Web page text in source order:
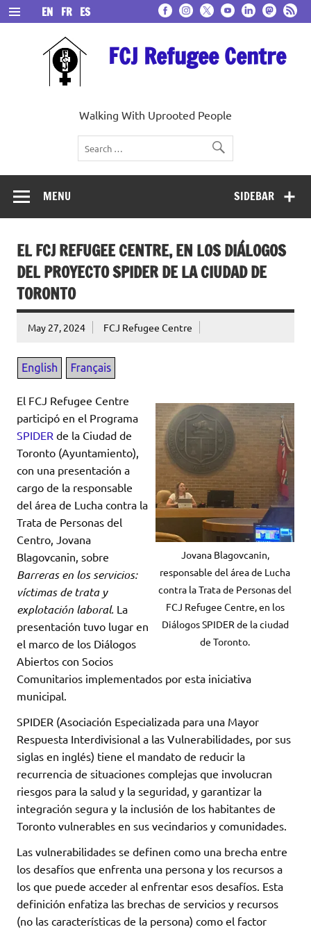
Skip
to
content
FCJ Refugee Centre
Walking With Uprooted People
EN FR ES
SIDEBAR
MENU
EL FCJ REFUGEE CENTRE, EN LOS DIÁLOGOS
DEL PROYECTO SPIDER DE LA CIUDAD DE
TORONTO
May 27, 2024 FCJ Refugee Centre
Jovana Blagovcanin,
responsable del área de Lucha
contra la Trata de Personas del
FCJ Refugee Centre, en los
Diálogos SPIDER de la ciudad
de Toronto.
El FCJ Refugee Centre
participó en el Programa
SPIDER de la Ciudad de
Toronto (Ayuntamiento),
con una presentación a
cargo de la responsable
del área de Lucha contra la
Trata de Personas del
Centro, Jovana
Blagovcanin, sobre
Barreras en los servicios:
víctimas de trata y
explotación laboral. La
presentación tuvo lugar en
el marco de los Diálogos
Abiertos con Socios
Comunitarios implementados por esta iniciativa
municipal.
SPIDER (Asociación Especializada para una Mayor
Respuesta Interdivisional a las Vulnerabilidades, por sus
siglas en inglés) tiene el mandato de reducir la
recurrencia de situaciones complejas que involucran
riesgos para la salud y la seguridad, y garantizar la
integración segura y la inclusión de los habitantes de
Toronto vulnerables en sus vecindarios y comunidades.
Las vulnerabilidades se definen como una brecha entre
los desafíos que enfrenta una persona y los recursos a
los que puede acceder al enfrentar esos desafíos. Esta
definición enfatiza las brechas de servicios y recursos
(no las características de la persona) como el factor